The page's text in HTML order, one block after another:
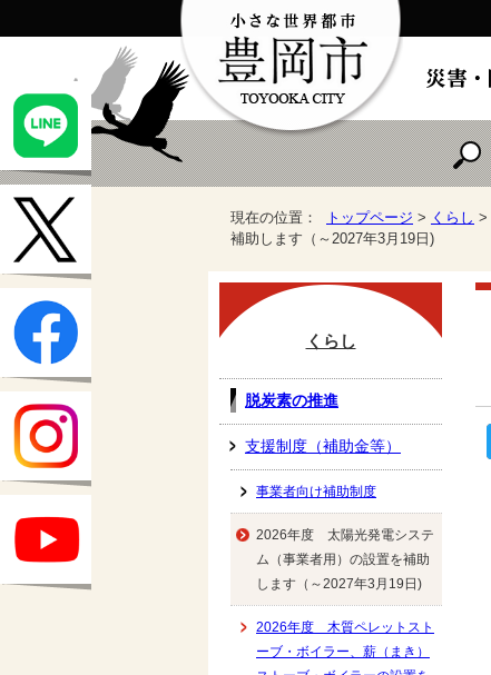
現在の位置： トップページ > くらし >
補助します（～2027年3月19日)
くらし
脱炭素の推進
支援制度（補助金等）
事業者向け補助制度
2026年度 太陽光発電システ
ム（事業者用）の設置を補助
します（～2027年3月19日)
2026年度 木質ペレットスト
ーブ・ボイラー、薪（まき）